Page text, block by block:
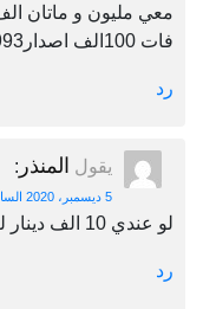
معي مليون و ماتان
فات 100الف اصدار1993موبيل رقم01226312609
رد
يقول المنذر :
5 ديسمبر، 2020 الساعة 4:24 م
لو عندي 10 الف دينار ليبي في مصر يعملو كام مصري
رد